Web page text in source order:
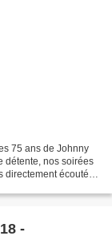
75 ans de Johnny
détente, nos soirées
directement écoutés
-